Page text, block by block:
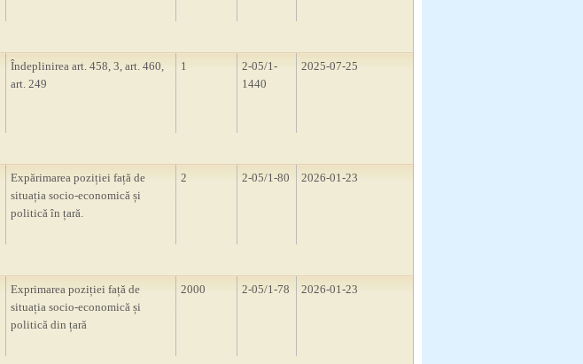
Îndeplinirea art. 458, 3, art. 460,
art. 249
1
2-05/1-
1440
2025-07-25
Expărimarea poziției față de
situația socio-economică și
politică în țară.
2 2-05/1-80 2026-01-23
Exprimarea poziției față de
situația socio-economică și
politică din țară
2000 2-05/1-78 2026-01-23